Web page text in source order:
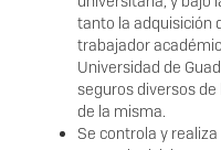
tanto la adquisición
trabajador
Universidad de
seguros diversos
de la misma.
Se controla y